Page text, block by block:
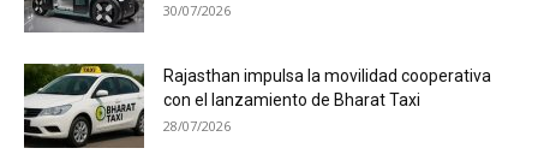
30/07/2026
Rajasthan impulsa la movilidad cooperativa
con el lanzamiento de Bharat Taxi
28/07/2026